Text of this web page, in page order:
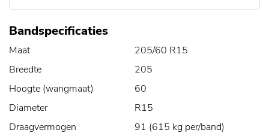
Bandspecificaties
Maat
205/60 R15
Breedte
205
Hoogte (wangmaat)
60
Diameter
R15
Draagvermogen
91 (615 kg per/band)